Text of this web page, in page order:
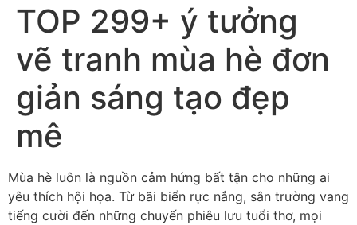
TOP 299+ ý tưởng
vẽ tranh mùa hè đơn
giản sáng tạo đẹp
mê
Mùa hè luôn là nguồn cảm hứng bất tận cho những ai
yêu thích hội họa. Từ bãi biển rực nắng, sân trường vang
tiếng cười đến những chuyến phiêu lưu tuổi thơ, mọi